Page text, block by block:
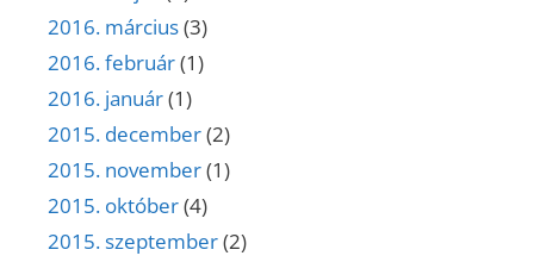
2016. március(3)
2016. február(1)
2016. január(1)
2015. december(2)
2015. november(1)
2015. október(4)
2015. szeptember(2)